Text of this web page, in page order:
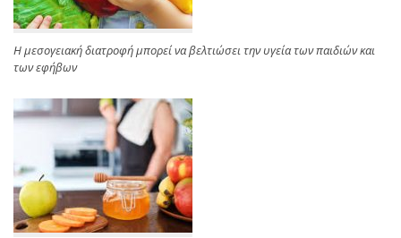
Η μεσογειακή διατροφή μπορεί να βελτιώσει την υγεία των παιδιών και
των εφήβων